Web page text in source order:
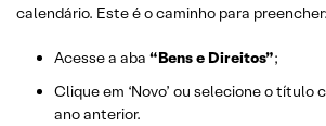
calendário. Este é o caminho para preencher:
Acesse a aba “Bens e Direitos”;
Clique em ‘Novo’ ou selecione o título
ano anterior.